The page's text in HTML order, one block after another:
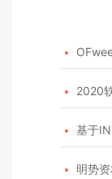

 2020
 基于
 明势资